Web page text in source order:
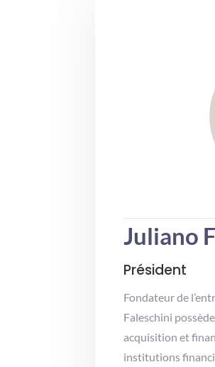
Juliano
Président
Fondateur de
Faleschini
acquisition et
institutions